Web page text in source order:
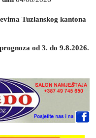
Tuzlanskog kantona
od 3. do 9.8.2026.